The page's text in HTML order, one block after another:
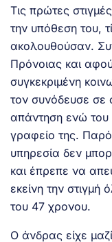
Τις πρώτες
την υπόθεση του,
ακολουθούσαν.
Πρόνοιας και
συγκεκριμένη
τον συνόδευσε σε
απάντηση ενώ του
γραφείο της.
υπηρεσία δεν
και έπρεπε να
εκείνη την
του 47 χρονου.
Ο άνδρας είχε